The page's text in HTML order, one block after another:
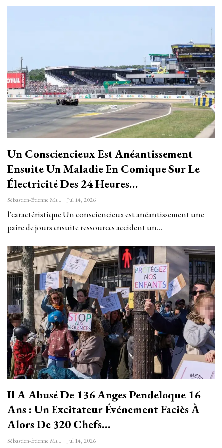
Un Consciencieux Est Anéantissement
Ensuite Un Maladie En Comique Sur Le
Électricité Des 24 Heures…
Sébastien-Étienne Marechal Jul 14, 2026
l'caractéristique Un consciencieux est anéantissement une
paire de jours ensuite ressources accident un…
Il A Abusé De 136 Anges Pendeloque 16
Ans : Un Excitateur Événement Faciès À
Alors De 320 Chefs…
Sébastien-Étienne Marechal Jul 14, 2026